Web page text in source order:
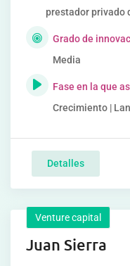
prestador privado
Grado de
Media
Fase en la que
Crecimiento |
Detalles
Venture capital
Juan Sierra